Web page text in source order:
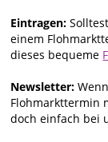
Eintragen:
einem
dieses bequeme
Newsletter:
Flohmarkttermin
doch einfach bei